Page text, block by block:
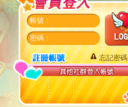
帳號：
密碼：
忘記密碼